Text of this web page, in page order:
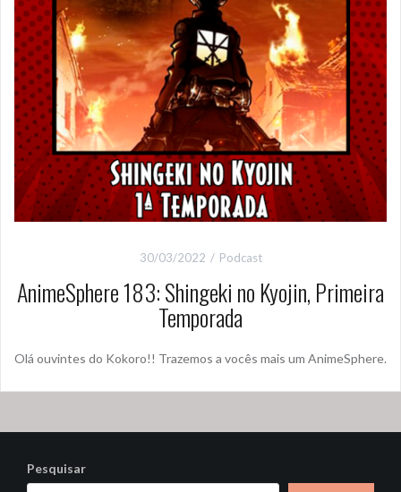
30/03/2022 Podcast
AnimeSphere 183: Shingeki no Kyojin, Primeira
Temporada
Olá ouvintes do Kokoro!! Trazemos a vocês mais um AnimeSphere.
Pesquisar